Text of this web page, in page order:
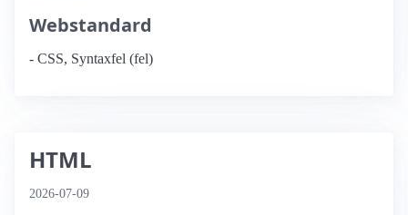
Webstandard
- CSS, Syntaxfel (fel)
HTML
2026-07-09